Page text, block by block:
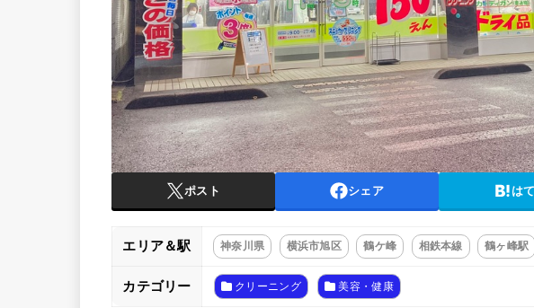
ポスト シェア は
エリア＆駅 神奈川県 横浜市旭区 鶴ケ峰 相鉄本線 鶴ヶ峰駅
カテゴリー クリーニング 美容・健康